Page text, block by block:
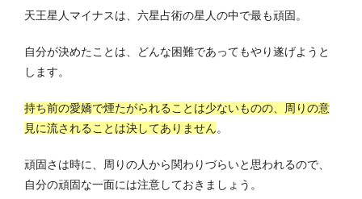
天王星人マイナスは、六星占術の星人の中で最も頑固。
自分が決めたことは、どんな困難であってもやり遂げようと
します。
持ち前の愛嬌で煙たがられることは少ないものの、周りの意
見に流されることは決してありません。
頑固さは時に、周りの人から関わりづらいと思われるので、
自分の頑固な一面には注意しておきましょう。